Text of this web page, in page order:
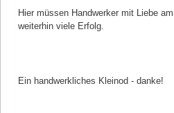
Hier müssen Handwerker mit Liebe
weiterhin viele Erfolg.
Ein handwerkliches Kleinod - danke!